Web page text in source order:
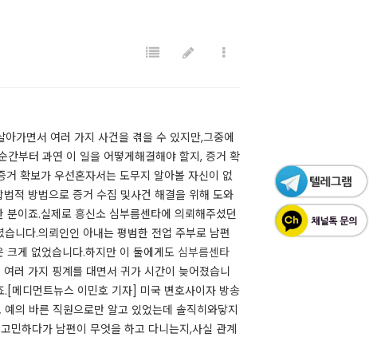
가면서 여러 가지 사건을 겪을 수 있지만,그중에
간부터 과연 이 일을 어떻게해결해야 할지, 증거 확
확보가 우선​혼자서는 도무지 알아볼 자신이 없
적 방법으로 증거 수집 및사건 해결을 위해 도와
이죠.실제로 흥신소 심부름센타에 의뢰해주셨던
니다.의뢰인인 아내는 평범한 전업 주부로 남편
게 없었습니다.하지만 이 둘에게도 심부름센타
러 가지 핑계를 대면서 귀가 시간이 늦어졌습니
메디먼트뉴스 이민호 기자] 미국 변호사이자 방송
의 바른 직원으로만 알고 있었는데 솔직히와닿지
민하다가 남편이 무엇을 하고 다니는지,사실 관계